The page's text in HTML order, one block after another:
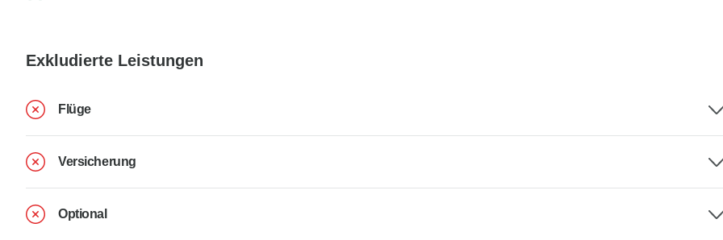
Exkludierte Leistungen
Flüge
Versicherung
Optional